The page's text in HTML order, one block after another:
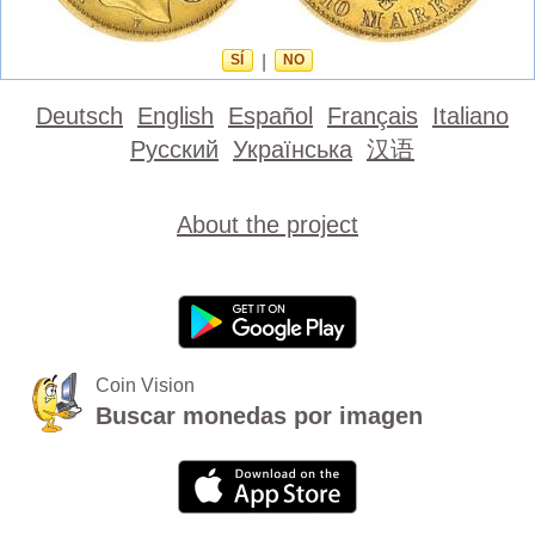
SÍ NO
Deutsch English Español Français Italiano
Русский Українська 汉语
About the project
Coin Vision
Buscar monedas por imagen